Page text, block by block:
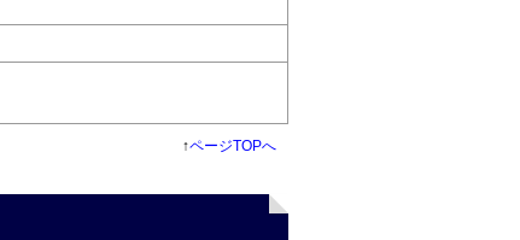
↑ページTOPへ